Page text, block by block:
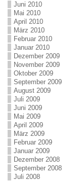
Juni 2010
Mai 2010
April 2010
März 2010
Februar 2010
Januar 2010
Dezember 2009
November 2009
Oktober 2009
September 2009
August 2009
Juli 2009
Juni 2009
Mai 2009
April 2009
März 2009
Februar 2009
Januar 2009
Dezember 2008
September 2008
Juli 2008